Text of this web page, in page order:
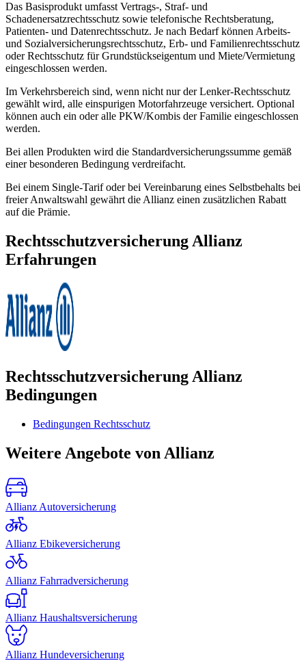
Das Basisprodukt umfasst Vertrags-, Straf- und
Schadenersatzrechtsschutz sowie telefonische Rechtsberatung,
Patienten- und Datenrechtsschutz. Je nach Bedarf können Arbeits-
und Sozialversicherungsrechtsschutz, Erb- und Familienrechtsschutz
oder Rechtsschutz für Grundstückseigentum und Miete/Vermietung
eingeschlossen werden.
Im Verkehrsbereich sind, wenn nicht nur der Lenker-Rechtsschutz
gewählt wird, alle einspurigen Motorfahrzeuge versichert. Optional
können auch ein oder alle PKW/Kombis der Familie eingeschlossen
werden.
Bei allen Produkten wird die Standardversicherungssumme gemäß
einer besonderen Bedingung verdreifacht.
Bei einem Single-Tarif oder bei Vereinbarung eines Selbstbehalts bei
freier Anwaltswahl gewährt die Allianz einen zusätzlichen Rabatt
auf die Prämie.
Rechtsschutzversicherung Allianz
Erfahrungen
Rechtsschutzversicherung Allianz
Bedingungen
Bedingungen Rechtsschutz
Weitere Angebote von Allianz
Allianz Autoversicherung
Allianz Ebikeversicherung
Allianz Fahrradversicherung
Allianz Haushaltsversicherung
Allianz Hundeversicherung